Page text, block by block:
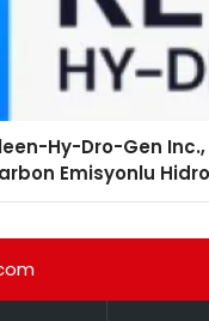
Hy-Dro-Gen Inc.,
Emisyonlu
Teknolojisinde